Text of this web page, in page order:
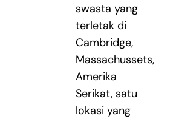
swasta yang
terletak di
Cambridge,
Massachussets,
Amerika
Serikat, satu
lokasi yang